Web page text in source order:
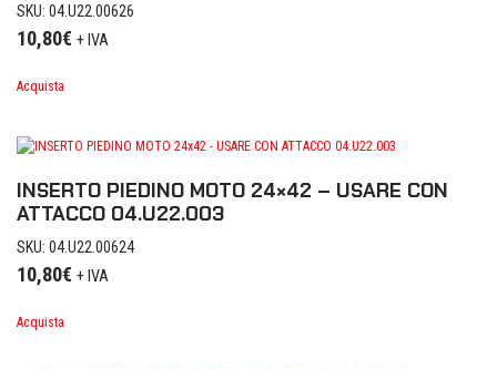
SKU: 04.U22.00626
10,80€ + IVA
Acquista
INSERTO PIEDINO MOTO 24×42 – USARE CON
ATTACCO 04.U22.003
SKU: 04.U22.00624
10,80€ + IVA
Acquista